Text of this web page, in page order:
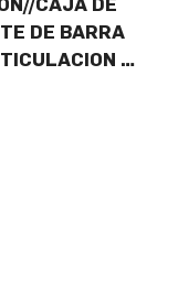
CAJA DE
DE BARRA
…